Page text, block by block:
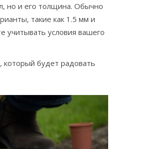
но и его толщина. Обычно
такие как 1.5 мм и
учитывать условия вашего
который будет радовать